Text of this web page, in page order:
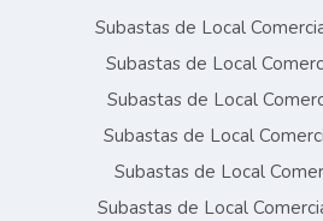
Subastas de Local
Subastas de Local
Subastas de Local
Subastas de Local
Subastas de Local
Subastas de Local